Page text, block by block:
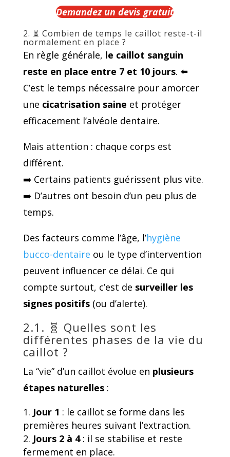
Demandez un devis gratuit
2. ⏳ Combien de temps le caillot reste-t-il
normalement en place ?
En règle générale, le caillot sanguin
reste en place entre 7 et 10 jours. ⬅️
C’est le temps nécessaire pour amorcer
une cicatrisation saine et protéger
efficacement l’alvéole dentaire.
Mais attention : chaque corps est
différent.
➡️ Certains patients guérissent plus vite.
➡️ D’autres ont besoin d’un peu plus de
temps.
Des facteurs comme l’âge, l’hygiène
bucco-dentaire ou le type d’intervention
peuvent influencer ce délai. Ce qui
compte surtout, c’est de surveiller les
signes positifs(ou d’alerte).
2.1. 🧬 Quelles sont les
différentes phases de la vie du
caillot ?
La “vie” d’un caillot évolue en plusieurs
étapes naturelles:
Jour 1 : le caillot se forme dans les
premières heures suivant l’extraction.
Jours 2 à 4: il se stabilise et reste
fermement en place.